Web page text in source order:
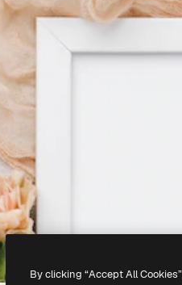
By clicking “Accept All